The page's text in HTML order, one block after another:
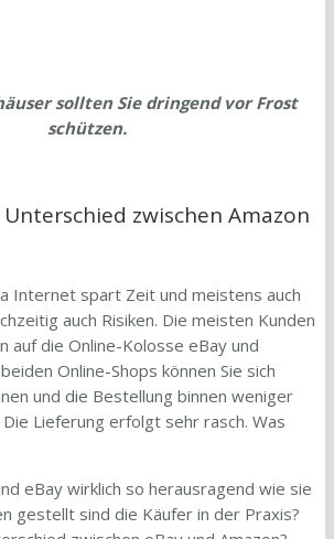
sollten Sie dringend vor Frost
schützen.
zwischen Amazon
Internet spart Zeit und meistens auch
auch Risiken. Die meisten Kunden
auf die Online-Kolosse eBay und
Online-Shops können Sie sich
und die Bestellung binnen weniger
Die Lieferung erfolgt sehr rasch. Was
eBay wirklich so herausragend wie sie
gestellt sind die Käufer in der Praxis?